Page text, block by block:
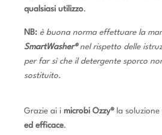
qualsiasi utilizzo.
NB: è buona norma effettuare la
SmartWasher®nel rispetto delle
per far sì che il detergente sporco
sostituito.
Grazie ai i microbi Ozzy®la soluzione
ed efficace.